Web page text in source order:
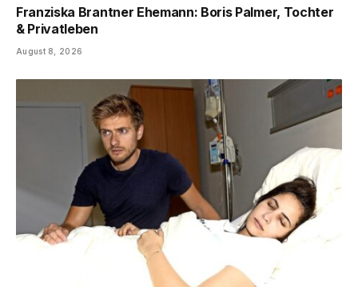
Franziska Brantner Ehemann: Boris Palmer, Tochter
& Privatleben
August 8, 2026